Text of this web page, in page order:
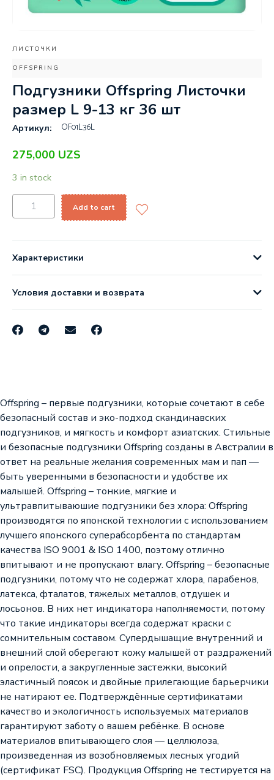
ЛИСТОЧКИ
OFFSPRING
Подгузники Offspring Листочки
размер L 9-13 кг 36 шт
Артикул: OF01L36L
275,000 UZS
3 in stock
Add to cart
Характеристики
Условия доставки и возврата
Offspring – первые подгузники, которые сочетают в себе
безопасный состав и эко-подход скандинавских
подгузников, и мягкость и комфорт азиатских. Стильные
и безопасные подгузники Offspring созданы в Австралии в
ответ на реальные желания современных мам и пап —
быть уверенными в безопасности и удобстве их
малышей. Offspring – тонкие, мягкие и
ультравпитываюшие подгузники без хлора: Offspring
производятся по японской технологии с использованием
лучшего японского суперабсорбента по стандартам
качества ISO 9001 & ISO 1400, поэтому отлично
впитывают и не пропускают влагу. Offspring – безопасные
подгузники, потому что не содержат хлора, парабенов,
латекса, фталатов, тяжелых металлов, отдушек и
лосьонов. В них нет индикатора наполняемости, потому
что такие индикаторы всегда содержат краски с
сомнительным составом. Супердышащие внутренний и
внешний слой оберегают кожу малышей от раздражений
и опрелости, а закругленные застежки, высокий
эластичный поясок и двойные прилегающие барьерчики
не натирают ее. Подтверждённые сертификатами
качество и экологичность используемых материалов
гарантируют заботу о вашем ребёнке. В основе
материалов впитывающего слоя — целлюлоза,
произведенная из возобновляемых лесных угодий
(сертификат FSC). Продукция Offspring не тестируется на